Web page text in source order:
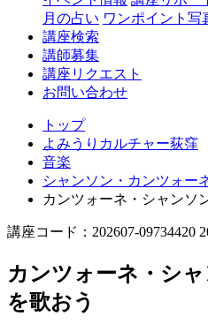
月の占い ワンポイント写
講座検索
講師募集
講座リクエスト
お問い合わせ
トップ
よみうりカルチャー荻窪
音楽
シャンソン・カンツォー
カンツォーネ・シャンソ
講座コード：202607-09734420
カンツォーネ・シ
を歌おう